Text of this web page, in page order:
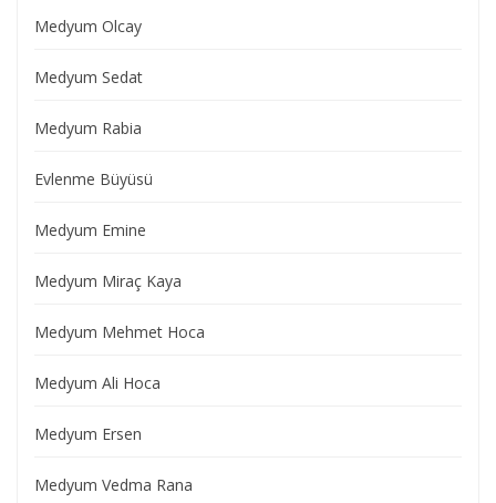
Medyum Olcay
Medyum Sedat
Medyum Rabia
Evlenme Büyüsü
Medyum Emine
Medyum Miraç Kaya
Medyum Mehmet Hoca
Medyum Ali Hoca
Medyum Ersen
Medyum Vedma Rana